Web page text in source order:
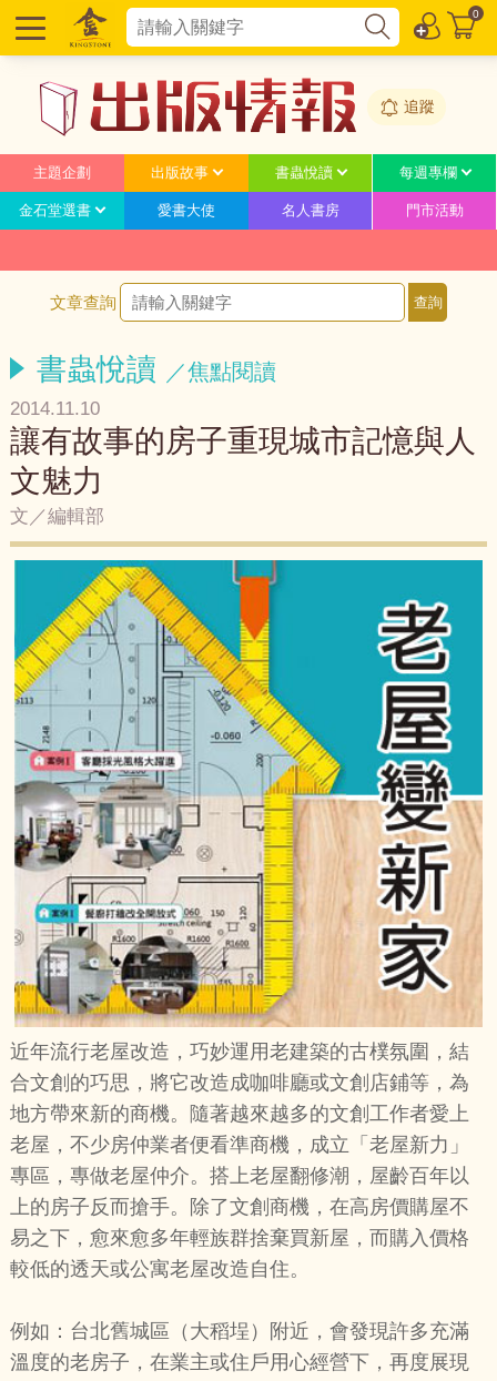
0
追蹤
主題企劃 出版故事 書蟲悅讀 每週專欄
金石堂選書 愛書大使 名人書房 門市活動
文章查詢
書蟲悅讀 ／焦點閱讀
2014.11.10
讓有故事的房子重現城市記憶與人
文魅力
文／編輯部
近年流行老屋改造，巧妙運用老建築的古樸氛圍，結
合文創的巧思，將它改造成咖啡廳或文創店鋪等，為
地方帶來新的商機。隨著越來越多的文創工作者愛上
老屋，不少房仲業者便看準商機，成立「老屋新力」
專區，專做老屋仲介。搭上老屋翻修潮，屋齡百年以
上的房子反而搶手。除了文創商機，在高房價購屋不
易之下，愈來愈多年輕族群捨棄買新屋，而購入價格
較低的透天或公寓老屋改造自住。
例如：台北舊城區（大稻埕）附近，會發現許多充滿
溫度的老房子，在業主或住戶用心經營下，再度展現